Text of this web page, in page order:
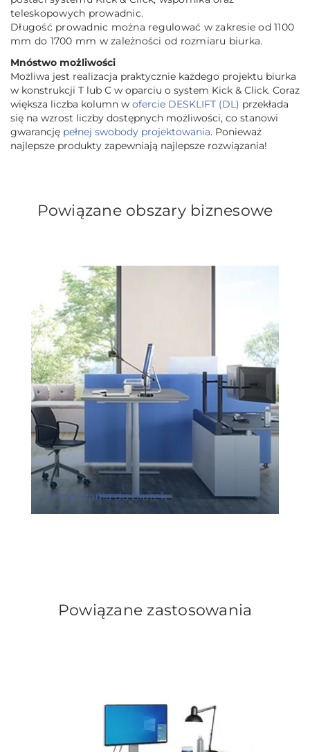
teleskopowych prowadnic.
Długość prowadnic można regulować w zakresie od 1100
mm do 1700 mm w zależności od rozmiaru biurka.
Mnóstwo możliwości
Możliwa jest realizacja praktycznie każdego projektu biurka
w konstrukcji T lub C w oparciu o system Kick & Click. Coraz
większa liczba kolumn w ofercie DESKLIFT (DL) przekłada
się na wzrost liczby dostępnych możliwości, co stanowi
gwarancję pełnej swobody projektowania. Ponieważ
najlepsze produkty zapewniają najlepsze rozwiązania!
Powiązane obszary biznesowe
Rozwiązania do biurek
Powiązane zastosowania